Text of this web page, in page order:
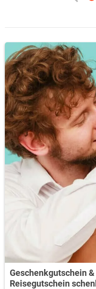
Geschenkgutschein
Reisegutschein